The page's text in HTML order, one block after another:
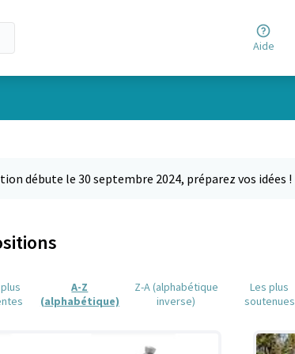
Aide
débute le 30 septembre 2024, préparez vos idées !
A-Z
(alphabétique)
Z-A (alphabétique
inverse)
Les plus
soutenues